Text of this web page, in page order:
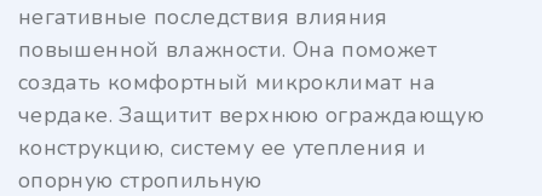
негативные последствия влияния
повышенной влажности. Она поможет
создать комфортный микроклимат на
чердаке. Защитит верхнюю ограждающую
конструкцию, систему ее утепления и
опорную стропильную